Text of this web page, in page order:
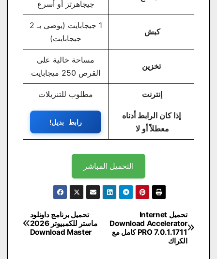
جيجاهرتز أو أسرع
كبش
1 جيجابايت (يوصى بـ 2
جيجابايت)
تخزين
مساحة خالية على
القرص 250 ميجابايت
إنترنت مطلوب للتنزيلات
إذا كان الرابط أدناه
معطلاً أو لا
رابط بديل!
التحميل المباشر
تصفّح
المقالات
تحميل برنامج داونلود
ماستر للكمبيوتر 2026
Download Master
تحميل Internet
Download Accelerator
PRO 7.0.1.1711 كامل مع
الكراك